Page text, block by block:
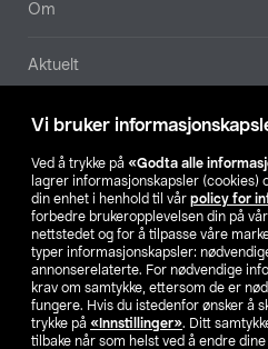
Vi bruker
Ved å trykke på «Godta alle
lagrer informasjonskapsler (cookies)
din enhet i henhold til vår policy for
forbedre brukeropplevelsen din på
nettstedet og for å tilpasse våre
typer informasjonskapsler:
annonserelaterte. For nødvendige
krav om samtykke, ettersom de er
fungere. Hvis du istedenfor ønsker å
trykke på «Innstillinger». Ditt
tilbake når som helst ved å endre
Om
Aktuelt
Våre selskaper
Finn
SE NO